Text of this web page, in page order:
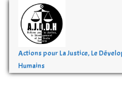
Actions pour La Justice, Le
Humains